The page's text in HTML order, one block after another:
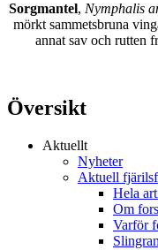
Sorgmantel, Nymphalis
mörkt sammetsbruna
annat sav och rutten
Översikt
Aktuellt
Nyheter
Aktuell
Hela
Om
Varför